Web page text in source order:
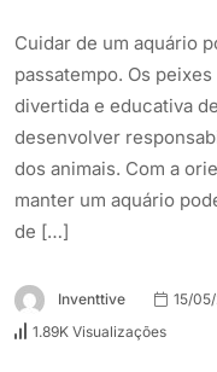
Cuidar de um aquário
passatempo. Os
divertida e educativa
desenvolver
dos animais. Com a
manter um aquário
de […]
Inventtive 15/
1.89K Visualizações